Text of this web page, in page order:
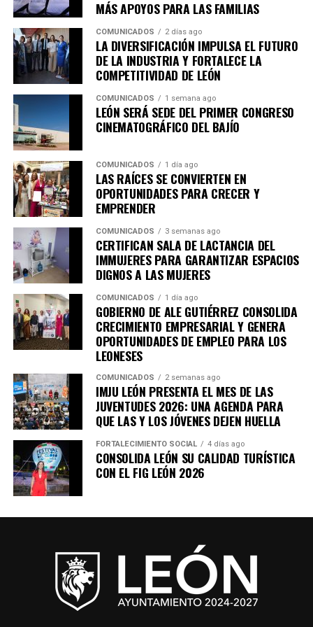
MÁS APOYOS PARA LAS FAMILIAS
COMUNICADOS 2 días ago
LA DIVERSIFICACIÓN IMPULSA EL FUTURO
DE LA INDUSTRIA Y FORTALECE LA
COMPETITIVIDAD DE LEÓN
COMUNICADOS 1 semana ago
LEÓN SERÁ SEDE DEL PRIMER CONGRESO
CINEMATOGRÁFICO DEL BAJÍO
COMUNICADOS 1 día ago
LAS RAÍCES SE CONVIERTEN EN
OPORTUNIDADES PARA CRECER Y
EMPRENDER
COMUNICADOS 3 semanas ago
CERTIFICAN SALA DE LACTANCIA DEL
IMMUJERES PARA GARANTIZAR ESPACIOS
DIGNOS A LAS MUJERES
COMUNICADOS 1 día ago
GOBIERNO DE ALE GUTIÉRREZ CONSOLIDA
CRECIMIENTO EMPRESARIAL Y GENERA
OPORTUNIDADES DE EMPLEO PARA LOS
LEONESES
COMUNICADOS 2 semanas ago
IMJU LEÓN PRESENTA EL MES DE LAS
JUVENTUDES 2026: UNA AGENDA PARA
QUE LAS Y LOS JÓVENES DEJEN HUELLA
FORTALECIMIENTO SOCIAL 4 días ago
CONSOLIDA LEÓN SU CALIDAD TURÍSTICA
CON EL FIG LEÓN 2026